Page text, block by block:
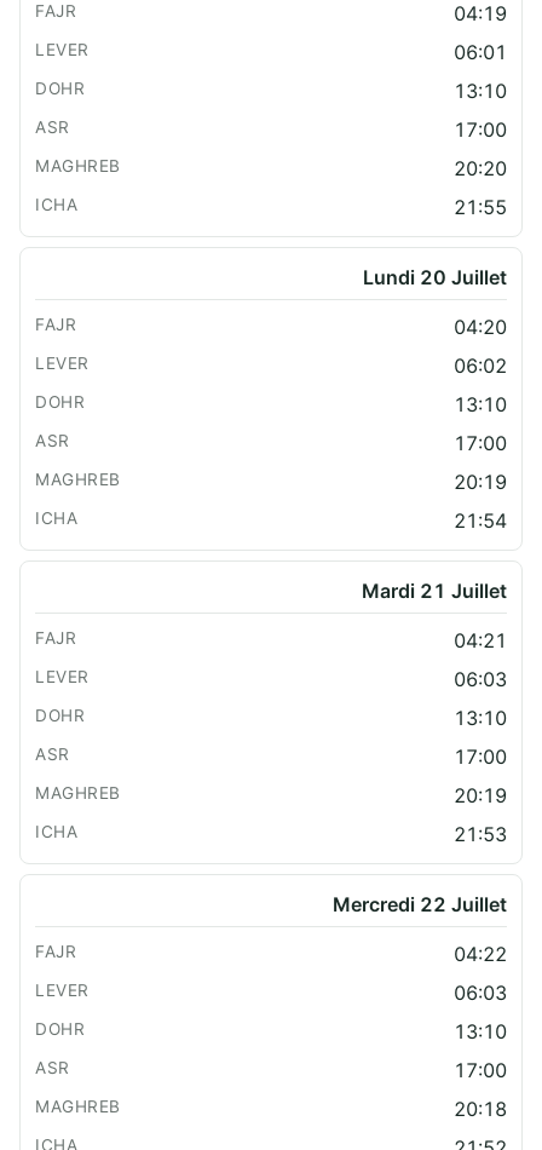
04:19
06:01
13:10
17:00
20:20
21:55
Lundi 20 Juillet
04:20
06:02
13:10
17:00
20:19
21:54
Mardi 21 Juillet
04:21
06:03
13:10
17:00
20:19
21:53
Mercredi 22 Juillet
04:22
06:03
13:10
17:00
20:18